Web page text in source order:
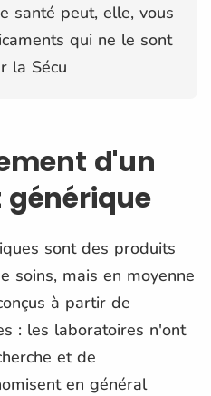
santé peut, elle, vous
qui ne le sont
la Sécu
d'un
sont des produits
soins, mais en moyenne
à partir de
: les laboratoires n'ont
et de
en général